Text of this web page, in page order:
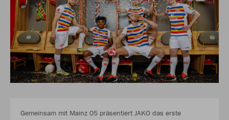
Gemeinsam mit Mainz 05 präsentiert JAKO das erste